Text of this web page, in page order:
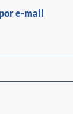
e-mail